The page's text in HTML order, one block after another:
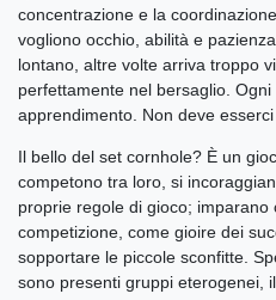
concentrazione e la
vogliono occhio, abilità e
lontano, altre volte arriva troppo
perfettamente nel bersaglio.
apprendimento. Non deve
Il bello del set cornhole? È un
competono tra loro, si
proprie regole di gioco; imparano
competizione, come gioire dei
sopportare le piccole sconfitte.
sono presenti gruppi eterogenei,